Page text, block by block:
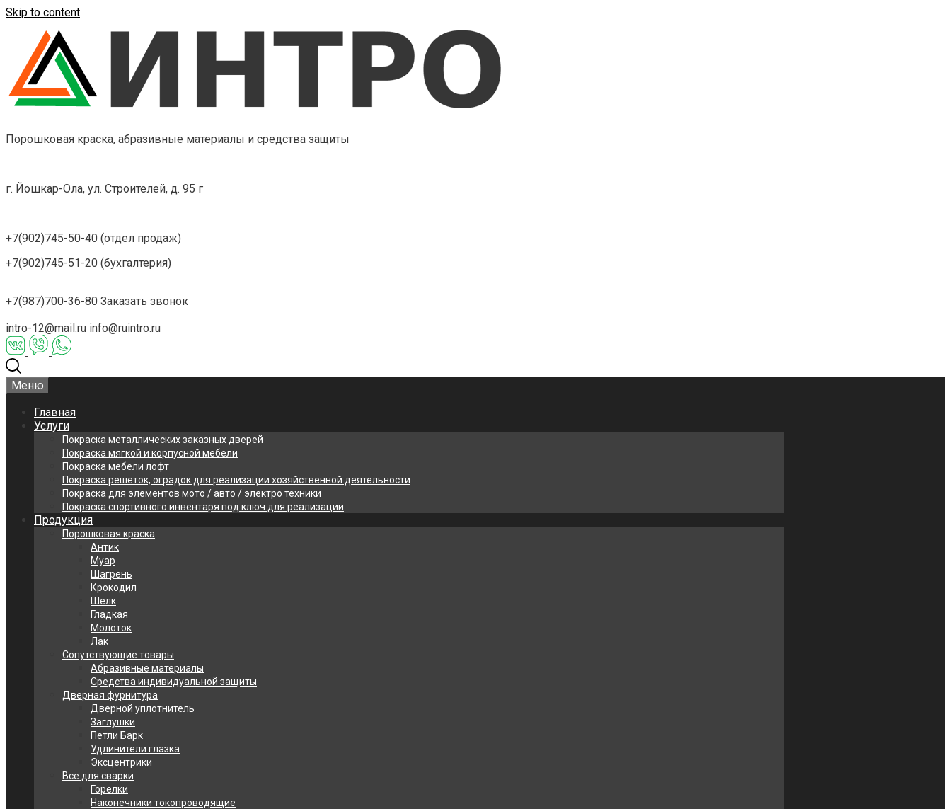
Skip to content
Порошковая краска, абразивные материалы и средства защиты
г. Йошкар-Ола, ул. Строителей, д. 95 г
+7(902)745-50-40 (отдел продаж)
+7(902)745-51-20 (бухгалтерия)
+7(987)700-36-80 Заказать звонок
intro-12@mail.ru info@ruintro.ru
Меню
Главная
Услуги
Покраска металлических заказных дверей
Покраска мягкой и корпусной мебели
Покраска мебели лофт
Покраска решеток, оградок для реализации хозяйственной деятельности
Покраска для элементов мото / авто / электро техники
Покраска спортивного инвентаря под ключ для реализации
Продукция
Порошковая краска
Антик
Муар
Шагрень
Крокодил
Шелк
Гладкая
Молоток
Лак
Сопутствующие товары
Абразивные материалы
Средства индивидуальной защиты
Дверная фурнитура
Дверной уплотнитель
Заглушки
Петли Барк
Удлинители глазка
Эксцентрики
Все для сварки
Горелки
Наконечники токопроводящие